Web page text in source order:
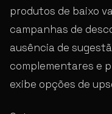
produtos de baixo
campanhas de
ausência de
complementares e
exibe opções de